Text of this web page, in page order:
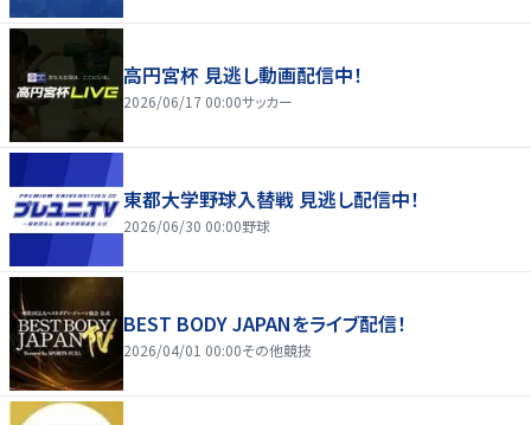
高円宮杯 見逃し動画配信中！
2026/06/17 00:00サッカー
東都大学野球入替戦 見逃し配信中！
2026/06/30 00:00野球
BEST BODY JAPANをライブ配信！
2026/04/01 00:00その他競技